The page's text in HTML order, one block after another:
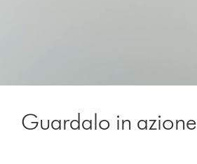
Guardalo in azione